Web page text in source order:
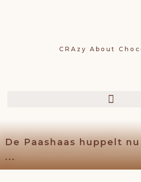
CRAzy About
De Paashaas huppelt
...